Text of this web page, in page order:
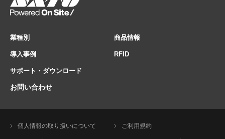
業種別 商品情報
導入事例 RFID
サポート・ダウンロード
お問い合わせ
個人情報の取り扱いについて ご利用規約